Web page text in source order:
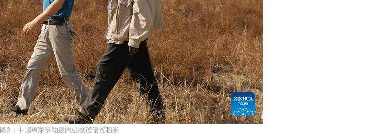
圖3：中國專家幫助幾內亞收穫優質稻米